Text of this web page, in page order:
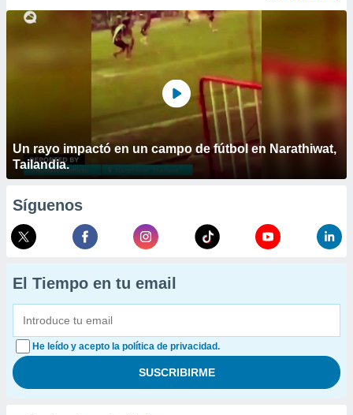
Un rayo impactó en un campo de fútbol en Narathiwat,
Tailandia.
Síguenos
El Tiempo en tu email
He leído y acepto la política de privacidad.